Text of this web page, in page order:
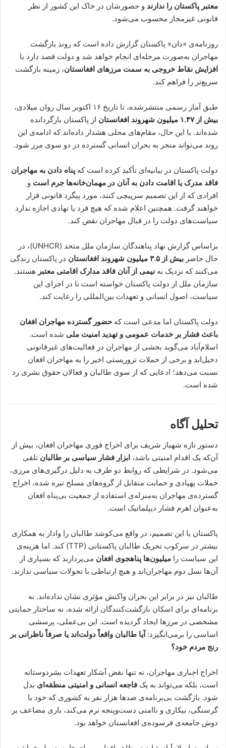
معتبر پاکستان را ندارند و حضورشان در خاک این کشور از نظر
قانونی غیرمجاز محسوب می‌شود.
روزنامه‌ی «دان» پاکستان گزارش داده است که روند بازگشت
مهاجران به‌صورت مرحله‌ای انجام خواهد شد و دولت قصد دارد با
افزایش نقاط خروجی به سمت مرزهای افغانستان، زمینه بازگشت
سریع‌تر را فراهم کند.
طبق آمار رسمی منتشرشده، تا تاریخ ۱۶ اکتوبر سال روان میلادی،
بیش از ۱.۴۷ میلیون شهروند افغانستان
از پاکستان بازگردانده
شده‌اند. با این حال، مقام‌های محلی هشدار داده‌اند که ادامه‌ی این
روند می‌تواند منجر به بحران انسانی گسترده در دو سوی مرز شود.
دولت پاکستان در بیانیه‌ای تأکید کرده است که پناه دادن به مهاجران
فاقد مدرک یا اقامت دادن به آنان در مهمان‌خانه‌ها جرم است و
افرادی که از این تصمیم سرپیچی کنند، مورد پیگرد قانونی قرار
خواهند گرفت. همچنین اعلام شده که هیچ فرد یا نهادی اجازه ندارد
سیاست‌های دولت را در قبال مهاجران نقض کند.
براساس گزارش نهاد پناهندگان سازمان ملل متحد (UNHCR)، در
حال حاضر بیش از ۳.۵ میلیون شهروند افغانستان
در پاکستان زندگی
می‌کنند که نزدیک به نیمی از آنان فاقد مدارک اقامتی معتبر هستند.
سازمان ملل از دولت پاکستان خواسته است تا در اجرای این
سیاست، اصول انسانی و تعهدات بین‌المللی را رعایت کند.
دولت پاکستان اما مدعی است که حضور گسترده مهاجران افغان
باعث فشار بر خدمات عمومی و تهدید امنیت ملی شده است.
اسلام‌آباد می‌گوید بخشی از مهاجران در فعالیت‌های غیرقانونی
دخیل‌اند و برخی از حملات تروریستی اخیر را به مهاجران افغان
نسبت می‌دهد؛ ادعایی که از سوی طالبان و فعالان حقوق بشری رد
شده است.
تحلیل آگاه
دستور تازه شهباز شریف برای اخراج فوری مهاجران افغان، بیش از
آن‌که یک اقدام امنیتی باشد، ابزار فشار سیاسی بر طالبان تلقی
می‌شود. در شرایطی که روابط دو طرف به دلیل درگیری‌های مرزی،
حملات پهپادی و حمایت متقابل از گروه‌های مسلح تیره شده، اخراج
گسترده‌ی مهاجران به‌منزله‌ی استفاده از جمعیت بی‌پناه افغان
به‌عنوان اهرم فشار دیپلماتیک است.
پاکستان با این تصمیم، در واقع می‌کوشد طالبان را وادار به همکاری
بیشتر در سرکوب تحریک طالبان پاکستانی (TTP) کند. اما هزینه‌ی
این سیاست را میلیون‌ها پناهجوی افغان می‌پردازند که بسیاری از
آن‌ها نسل دوم مهاجران‌اند و هیچ ارتباطی با تحولات سیاسی ندارند.
طالبان نیز در برابر این بحران واکنش مؤثری نشان نداده‌اند. نه
برنامه‌ای برای اسکان بازگشت‌کنندگان ارائه شده، نه ساختار حمایتی
مشخصی در مرزها ایجاد گردیده است. این بی‌عملی، پرسشی
اساسی را برمی‌انگیزد:آیا طالبان واقعاً دولت‌اند یا صرفاً ناظرانی بر
رنج مردم خود؟
اخراج اجباری مهاجران، نه تنها نقض آشکار تعهدات بشردوستانه
است، بلکه می‌تواند به یک فاجعه انسانی و امنیتی منطقه‌ای بدل
شود. بازگشت بی‌برنامه‌ی صدها هزار نفر به کشوری که خود با
گرسنگی، بیکاری و ناامنی دست‌وپنجه نرم می‌کند، باری مضاعف بر
دوش جامعه‌ی فرسوده‌ی افغانستان خواهد بود.